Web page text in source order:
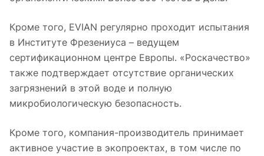
Кроме того, EVIAN регулярно проходит испытания
в Институте Фрезениуса – ведущем
сертификационном центре Европы. «Роскачество»
также подтверждает отсутствие органических
загрязнений в этой воде и полную
микробиологическую безопасность.
Кроме того, компания-производитель принимает
активное участие в экопроектах, в том числе по